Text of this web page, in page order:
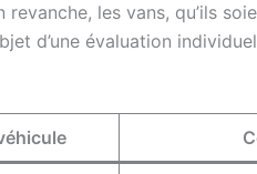
revanche, les vans, qu’ils
d’une évaluation